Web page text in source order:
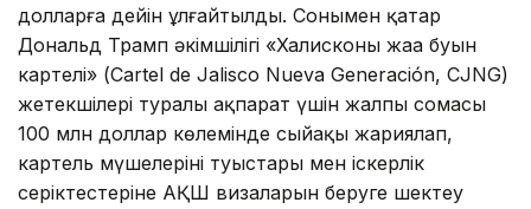
долларға дейін ұлғайтылды. Сонымен қатар
Дональд Трамп әкімшілігі «Халисконың жаңа буын
картелі» (Cartel de Jalisco Nueva Generación, CJNG)
жетекшілері туралы ақпарат үшін жалпы сомасы
100 млн доллар көлемінде сыйақы жариялап,
картель мүшелерінің туыстары мен іскерлік
серіктестеріне АҚШ визаларын беруге шектеу